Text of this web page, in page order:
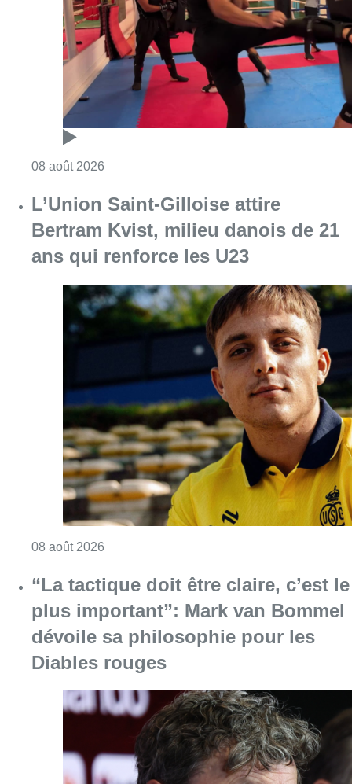
08 août 2026
L’Union Saint-Gilloise attire
Bertram Kvist, milieu danois de 21
ans qui renforce les U23
08 août 2026
“La tactique doit être claire, c’est le
plus important”: Mark van Bommel
dévoile sa philosophie pour les
Diables rouges